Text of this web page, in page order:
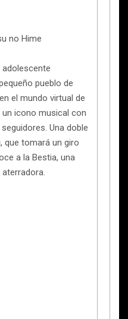
no Hime
adolescente
pueblo de
el mundo virtual de
un icono musical con
Una doble
que tomará un giro
a la Bestia, una